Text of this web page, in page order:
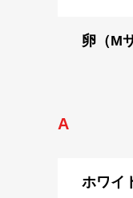
卵（M
A
ホワイ